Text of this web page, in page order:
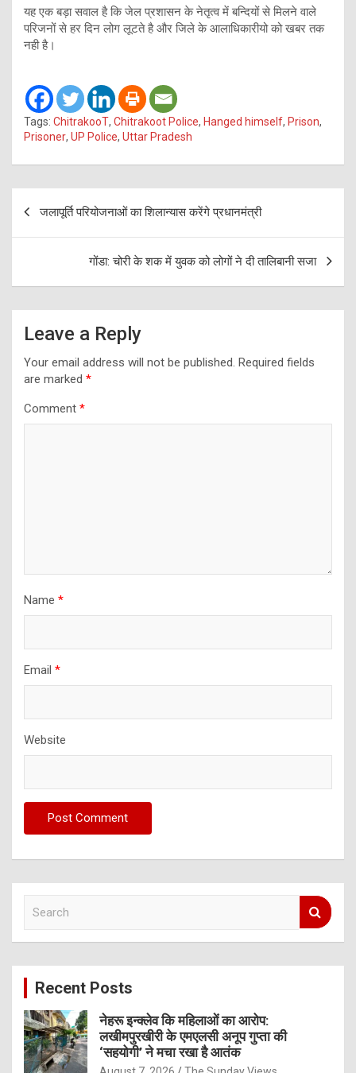
यह एक बड़ा सवाल है कि जेल प्रशासन के नेतृत्व में बन्दियों से मिलने वाले
परिजनों से हर दिन लोग लूटते है और जिले के आलाधिकारीयो को खबर तक
नही है।
Tags: ChitrakooT, Chitrakoot Police, Hanged himself, Prison,
Prisoner, UP Police, Uttar Pradesh
navigation
जलापूर्ति परियोजनाओं का शिलान्यास करेंगे प्रधानमंत्री
गोंडा: चोरी के शक में युवक को लोगों ने दी तालिबानी सजा
Leave a Reply
Your email address will not be published. Required fields
are marked *
Comment *
Name *
Email *
Website
c
Recent Posts
नेहरू इन्क्लेव कि महिलाओं का आरोप:
लखीमपुरखीरी के एमएलसी अनूप गुप्ता की
‘सहयोगी’ ने मचा रखा है आतंक